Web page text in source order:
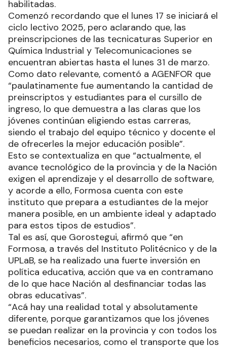
habilitadas.
Comenzó recordando que el lunes 17 se iniciará el
ciclo lectivo 2025, pero aclarando que, las
preinscripciones de las tecnicaturas Superior en
Química Industrial y Telecomunicaciones se
encuentran abiertas hasta el lunes 31 de marzo.
Como dato relevante, comentó a AGENFOR que
“paulatinamente fue aumentando la cantidad de
preinscriptos y estudiantes para el cursillo de
ingreso, lo que demuestra a las claras que los
jóvenes continúan eligiendo estas carreras,
siendo el trabajo del equipo técnico y docente el
de ofrecerles la mejor educación posible”.
Esto se contextualiza en que “actualmente, el
avance tecnológico de la provincia y de la Nación
exigen el aprendizaje y el desarrollo de software,
y acorde a ello, Formosa cuenta con este
instituto que prepara a estudiantes de la mejor
manera posible, en un ambiente ideal y adaptado
para estos tipos de estudios”.
Tal es así, que Gorostegui, afirmó que “en
Formosa, a través del Instituto Politécnico y de la
UPLaB, se ha realizado una fuerte inversión en
política educativa, acción que va en contramano
de lo que hace Nación al desfinanciar todas las
obras educativas”.
“Acá hay una realidad total y absolutamente
diferente, porque garantizamos que los jóvenes
se puedan realizar en la provincia y con todos los
beneficios necesarios, como el transporte que los